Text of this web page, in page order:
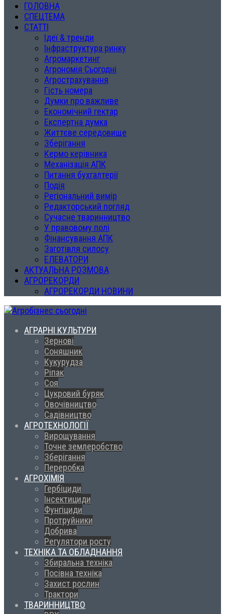
ГОЛОВНА
СПЕЦТЕМА
СТАТТІ
Ідеї & тренди
Інфраструктура ринку
Агромаркетинг
Агрономія Сьогодні
Агрострахування
Гість номера
Думки про важливе
Економічний гектар
Експертна думка
Життєве середовище
Зберігання
Кермо керівника
Механізація АПК
Питання бухгалтерії
Подія
Регіональний вимір
Редакторський погляд
Сучасне тваринництво
У правовому полі
Фінансування АПК
Заготівля силосу
ЕЛЕВАТОРИ
АКТУАЛЬНА РОЗМОВА
АГРОРЕКОРДИ
АГРОРЕКОРДИ НОВИНИ
АГРАРНІ КУЛЬТУРИ
Зернові
Соняшник
Кукурудза
Ріпак
Соя
Цукровий буряк
Овочівництво
Садівництво
АГРОТЕХНОЛОГІЇ
Вирощування
Точне землеробство
Зберігання
Переробка
АГРОХІМІЯ
Гербіциди
Інсектициди
Фунгіциди
Протруйники
Добрива
Регулятори росту
ТЕХНІКА ТА ОБЛАДНАННЯ
Збиральна техніка
Посівна техніка
Захист рослин
Трактори
ТВАРИННИЦТВО